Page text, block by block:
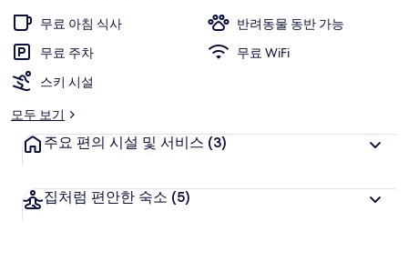
무료 아침 식사
반려동물 동반 가능
무료 주차
무료 WiFi
스키 시설
모두 보기
주요 편의 시설 및 서비스 (3)
집처럼 편안한 숙소 (5)